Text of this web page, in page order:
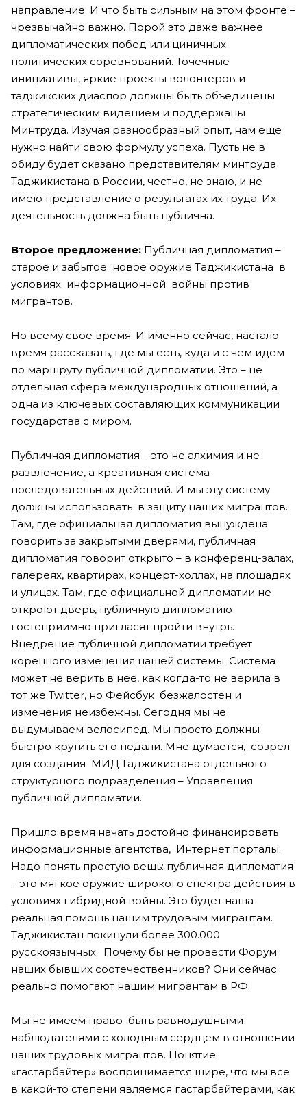
направление. И что быть сильным на этом фронте –
чрезвычайно важно. Порой это даже важнее
дипломатических побед или циничных
политических соревнований. Точечные
инициативы, яркие проекты волонтеров и
таджикских диаспор должны быть объединены
стратегическим видением и поддержаны
Минтруда. Изучая разнообразный опыт, нам еще
нужно найти свою формулу успеха. Пусть не в
обиду будет сказано представителям минтруда
Таджикистана в России, честно, не знаю, и не
имею представление о результатах их труда. Их
деятельность должна быть публична.
Второе предложение: Публичная дипломатия –
старое и забытое новое оружие Таджикистана в
условиях информационной войны против
мигрантов.
Но всему свое время. И именно сейчас, настало
время рассказать, где мы есть, куда и с чем идем
по маршруту публичной дипломатии. Это – не
отдельная сфера международных отношений, а
одна из ключевых составляющих коммуникации
государства с миром.
Публичная дипломатия – это не алхимия и не
развлечение, а креативная система
последовательных действий. И мы эту систему
должны использовать в защиту наших мигрантов.
Там, где официальная дипломатия вынуждена
говорить за закрытыми дверями, публичная
дипломатия говорит открыто – в конференц-залах,
галереях, квартирах, концерт-холлах, на площадях
и улицах. Там, где официальной дипломатии не
откроют дверь, публичную дипломатию
гостеприимно пригласят пройти внутрь.
Внедрение публичной дипломатии требует
коренного изменения нашей системы. Система
может не верить в нее, как когда-то не верила в
тот же Twitter, но Фейсбук безжалостен и
изменения неизбежны. Сегодня мы не
выдумываем велосипед. Мы просто должны
быстро крутить его педали. Мне думается, созрел
для создания МИД Таджикистана отдельного
структурного подразделения – Управления
публичной дипломатии.
Пришло время начать достойно финансировать
информационные агентства, Интернет порталы.
Надо понять простую вещь: публичная дипломатия
– это мягкое оружие широкого спектра действия в
условиях гибридной войны. Это будет наша
реальная помощь нашим трудовым мигрантам.
Таджикистан покинули более 300.000
русскоязычных. Почему бы не провести Форум
наших бывших соотечественников? Они сейчас
реально помогают нашим мигрантам в РФ.
Мы не имеем право быть равнодушными
наблюдателями с холодным сердцем в отношении
наших трудовых мигрантов. Понятие
«гастарбайтер» воспринимается шире, что мы все
в какой-то степени являемся гастарбайтерами, как